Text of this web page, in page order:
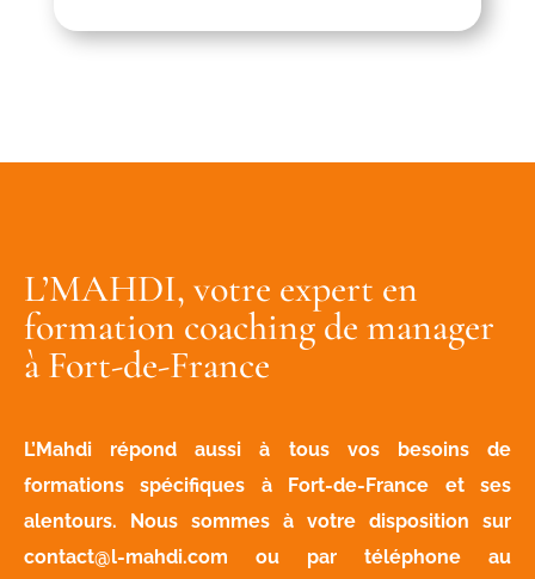
L’MAHDI, votre expert en
formation coaching de manager
à Fort-de-France
L’Mahdi répond aussi à tous vos besoins de
formations spécifiques à Fort-de-France et ses
alentours. Nous sommes à votre disposition sur
contact@l-mahdi.com ou par téléphone au